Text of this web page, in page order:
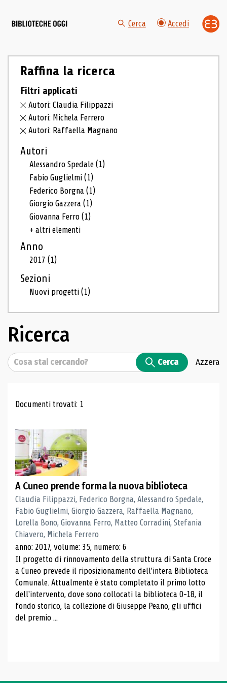
Cerca Accedi
Raffina la ricerca
Filtri applicati
Autori: Claudia Filippazzi
Autori: Michela Ferrero
Autori: Raffaella Magnano
Autori
Alessandro Spedale(1)
Fabio Guglielmi(1)
Federico Borgna(1)
Giorgio Gazzera(1)
Giovanna Ferro(1)
+ altri elementi
Anno
2017(1)
Sezioni
Nuovi progetti(1)
Ricerca
Cerca Cerca Azzera
Risultati di ricerca
Documenti trovati: 1
A Cuneo prende forma la nuova biblioteca
Claudia Filippazzi, Federico Borgna, Alessandro Spedale,
Fabio Guglielmi, Giorgio Gazzera, Raffaella Magnano,
Lorella Bono, Giovanna Ferro, Matteo Corradini, Stefania
Chiavero, Michela Ferrero
anno: 2017, volume: 35, numero: 6
Il progetto di rinnovamento della struttura di Santa Croce
a Cuneo prevede il riposizionamento dell'intera Biblioteca
Comunale. Attualmente è stato completato il primo lotto
dell'intervento, dove sono collocati la biblioteca 0-18, il
fondo storico, la collezione di Giuseppe Peano, gli uffici
del premio ...